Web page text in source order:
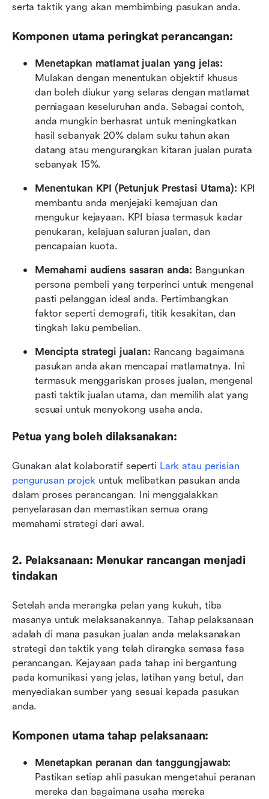
serta taktik yang akan membimbing pasukan anda.
Komponen utama peringkat perancangan:
Menetapkan matlamat jualan yang jelas:
Mulakan dengan menentukan objektif khusus
dan boleh diukur yang selaras dengan matlamat
perniagaan keseluruhan anda. Sebagai contoh,
anda mungkin berhasrat untuk meningkatkan
hasil sebanyak 20% dalam suku tahun akan
datang atau mengurangkan kitaran jualan purata
sebanyak 15%.
Menentukan KPI (Petunjuk Prestasi Utama): KPI
membantu anda menjejaki kemajuan dan
mengukur kejayaan. KPI biasa termasuk kadar
penukaran, kelajuan saluran jualan, dan
pencapaian kuota.
Memahami audiens sasaran anda: Bangunkan
persona pembeli yang terperinci untuk mengenal
pasti pelanggan ideal anda. Pertimbangkan
faktor seperti demografi, titik kesakitan, dan
tingkah laku pembelian.
Mencipta strategi jualan: Rancang bagaimana
pasukan anda akan mencapai matlamatnya. Ini
termasuk menggariskan proses jualan, mengenal
pasti taktik jualan utama, dan memilih alat yang
sesuai untuk menyokong usaha anda.
Petua yang boleh dilaksanakan:
Gunakan alat kolaboratif seperti Lark atau perisian
pengurusan projek untuk melibatkan pasukan anda
dalam proses perancangan. Ini menggalakkan
penyelarasan dan memastikan semua orang
memahami strategi dari awal.
2. Pelaksanaan: Menukar rancangan menjadi
tindakan
Setelah anda merangka pelan yang kukuh, tiba
masanya untuk melaksanakannya. Tahap pelaksanaan
adalah di mana pasukan jualan anda melaksanakan
strategi dan taktik yang telah dirangka semasa fasa
perancangan. Kejayaan pada tahap ini bergantung
pada komunikasi yang jelas, latihan yang betul, dan
menyediakan sumber yang sesuai kepada pasukan
anda.
Komponen utama tahap pelaksanaan:
Menetapkan peranan dan tanggungjawab:
Pastikan setiap ahli pasukan mengetahui peranan
mereka dan bagaimana usaha mereka